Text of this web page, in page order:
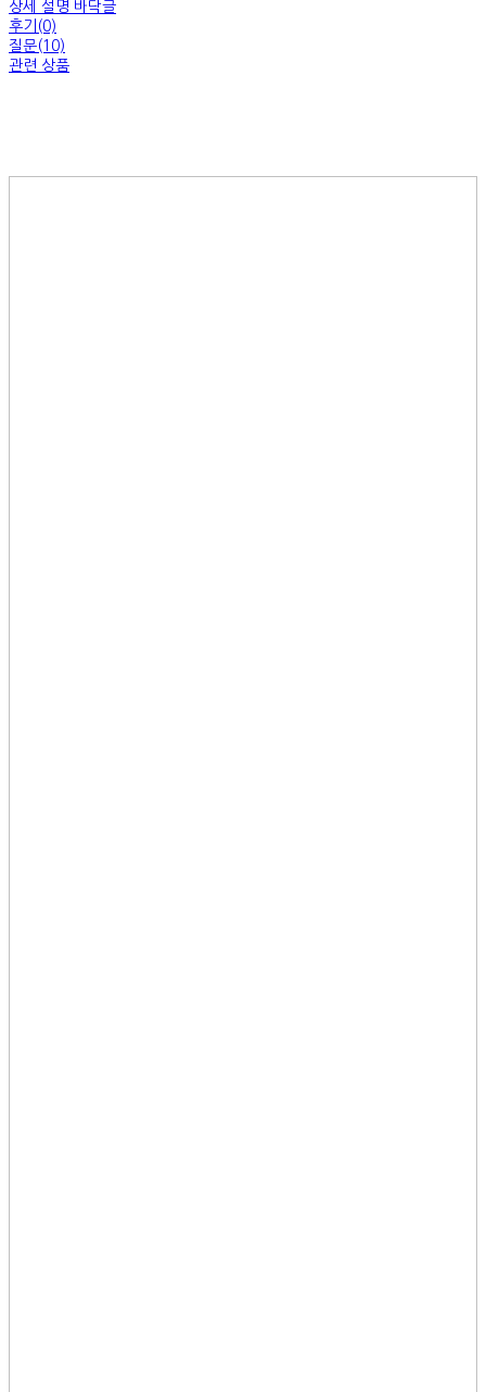
상세 설명 바닥글
후기(0)
질문(10)
관련 상품